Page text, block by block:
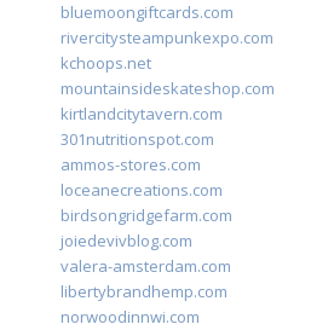
bluemoongiftcards.com
rivercitysteampunkexpo.com
kchoops.net
mountainsideskateshop.com
kirtlandcitytavern.com
301nutritionspot.com
ammos-stores.com
loceanecreations.com
birdsongridgefarm.com
joiedevivblog.com
valera-amsterdam.com
libertybrandhemp.com
norwoodinnwi.com